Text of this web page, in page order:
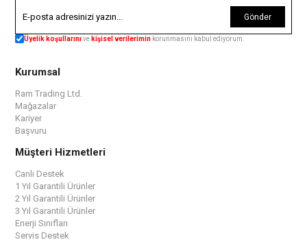
Gönder
Üyelik koşullarınıve kişisel verilerimin korunmasını kabul ediyorum.
Kurumsal
Ram Trading Ltd.
Mağazalar
Kariyer
Başvuru
Müşteri Hizmetleri
Canlı Destek
1 Yıl Garantili Ürünler
2 Yıl Garantili Ürünler
3 Yıl Garantili Ürünler
Enerji Sınıfları
Servis Destek